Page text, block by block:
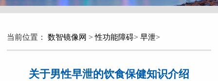
当前位置： 数智镜像网 >性功能障碍> 早泄>
关于男性早泄的饮食保健知识介绍